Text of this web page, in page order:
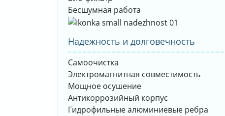
Бесшумная работа
Надежность и долговечность
Самоочистка
Электромагнитная совместимость
Мощное осушение
Антикоррозийный корпус
Гидрофильные алюминиевые ребра